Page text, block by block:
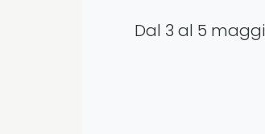
Dal 3 al 5